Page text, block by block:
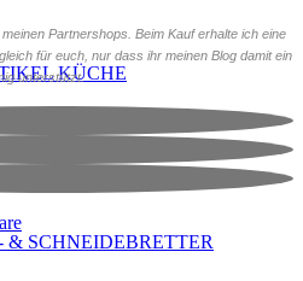
KÜCHE
& SCHNEIDEBRETTER
Partnershops. Beim Kauf erhalte ich eine
für euch, nur dass ihr meinen Blog damit ein
unterstützt.